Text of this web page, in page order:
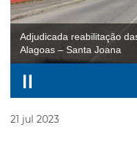
Adjudicada reabilitação
Alagoas – Santa Joana
21 jul 2023